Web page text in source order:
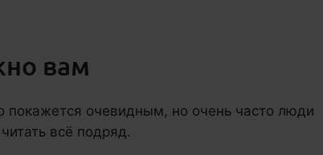
вам
покажется очевидным, но очень часто люди
всё подряд.